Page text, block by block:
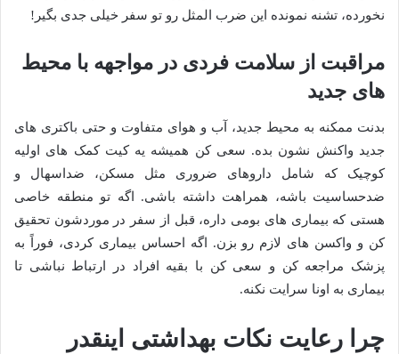
نخورده، تشنه نمونده این ضرب المثل رو تو سفر خیلی جدی بگیر!
مراقبت از سلامت فردی در مواجهه با محیط
های جدید
بدنت ممکنه به محیط جدید، آب و هوای متفاوت و حتی باکتری های
جدید واکنش نشون بده. سعی کن همیشه یه کیت کمک های اولیه
کوچیک که شامل داروهای ضروری مثل مسکن، ضداسهال و
ضدحساسیت باشه، همراهت داشته باشی. اگه تو منطقه خاصی
هستی که بیماری های بومی داره، قبل از سفر در موردشون تحقیق
کن و واکسن های لازم رو بزن. اگه احساس بیماری کردی، فوراً به
پزشک مراجعه کن و سعی کن با بقیه افراد در ارتباط نباشی تا
بیماری به اونا سرایت نکنه.
چرا رعایت نکات بهداشتی اینقدر